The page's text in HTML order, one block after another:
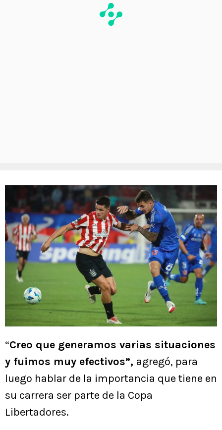
“Creo que generamos varias situaciones
y fuimos muy efectivos”, agregó, para
luego hablar de la importancia que tiene en
su carrera ser parte de la Copa
Libertadores.